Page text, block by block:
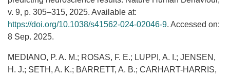
v. 9, p. 305–315, 2025. Available at:
https://doi.org/10.1038/s41562-024-02046-9. Accessed on:
8 Sep. 2025.
MEDIANO, P. A. M.; ROSAS, F. E.; LUPPI, A. I.; JENSEN,
H. J.; SETH, A. K.; BARRETT, A. B.; CARHART-HARRIS,